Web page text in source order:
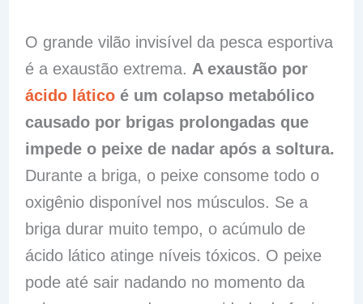
O grande vilão invisível da pesca esportiva
é a exaustão extrema. A exaustão por
ácido láticoé um colapso metabólico
causado por brigas prolongadas que
impede o peixe de nadar após a soltura.
Durante a briga, o peixe consome todo o
oxigênio disponível nos músculos. Se a
briga durar muito tempo, o acúmulo de
ácido lático atinge níveis tóxicos. O peixe
pode até sair nadando no momento da